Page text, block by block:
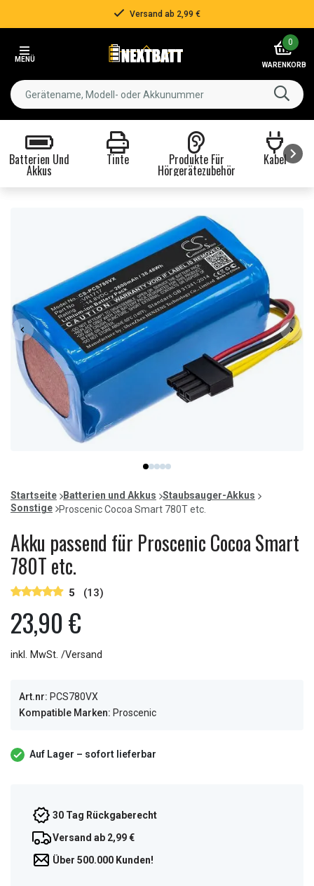
Versand ab 2,99 €
MENÜ
0
WARENKORB
Batterien Und
Akkus
Tinte Produkte Für
Hörgerätezubehör
Kabel
item
0
item
1
item
2
item
3
item
4
of
5
Startseite Batterien und Akkus
Staubsauger-Akkus
Sonstige
Proscenic Cocoa Smart 780T etc.
Akku passend für Proscenic Cocoa Smart
780T etc.
5 (13)
23,90 €
inkl. MwSt. /Versand
Art.nr: PCS780VX
Kompatible Marken: Proscenic
Auf Lager – sofort lieferbar
30 Tag Rückgaberecht
Versand ab 2,99 €
Über 500.000 Kunden!